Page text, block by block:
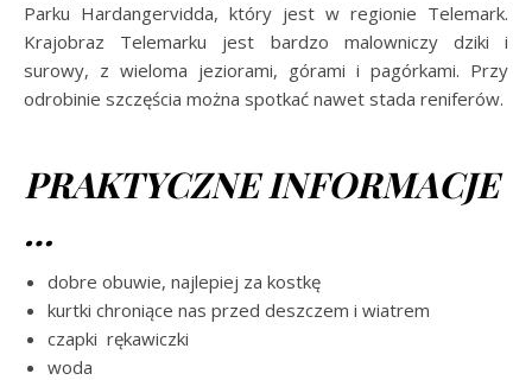
Parku Hardangervidda, który jest w regionie Telemark.
Krajobraz Telemarku jest bardzo malowniczy dziki i
surowy, z wieloma jeziorami, górami i pagórkami. Przy
odrobinie szczęścia można spotkać nawet stada reniferów.
PRAKTYCZNE INFORMACJE
…
dobre obuwie, najlepiej za kostkę
kurtki chroniące nas przed deszczem i wiatrem
czapki rękawiczki
woda